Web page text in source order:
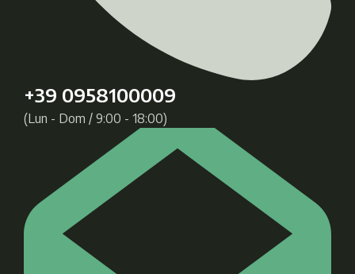
+39 0958100009
(Lun - Dom / 9:00 - 18:00)